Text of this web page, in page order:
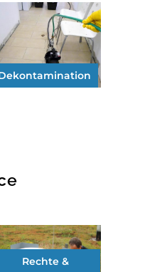
Rechte &